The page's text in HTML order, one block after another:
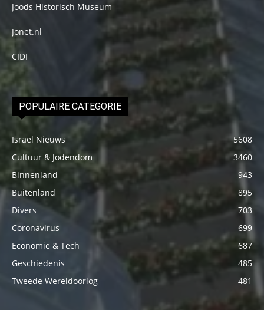
Joods Historisch Museum
Jonet.nl
CIDI
POPULAIRE CATEGORIE
Israël Nieuws
5608
Cultuur & Jodendom
3460
Binnenland
943
Buitenland
895
Divers
703
Coronavirus
699
Economie & Tech
687
Geschiedenis
485
Tweede Wereldoorlog
481